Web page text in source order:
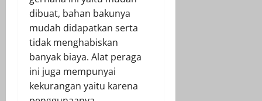
dibuat, bahan bakunya
mudah didapatkan serta
tidak menghabiskan
banyak biaya. Alat peraga
ini juga mempunyai
kekurangan yaitu karena